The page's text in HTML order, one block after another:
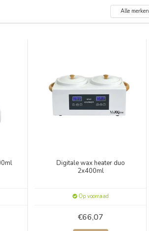
Alle merken
Digitale wax heater duo
2x400ml
Op voorraad
€66,07